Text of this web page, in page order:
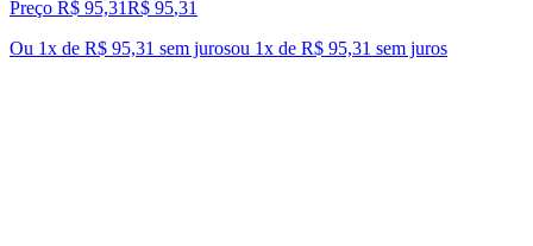
Preço R$ 95,31R$ 95,31
Ou 1x de R$ 95,31 sem jurosou 1x de R$ 95,31 sem juros